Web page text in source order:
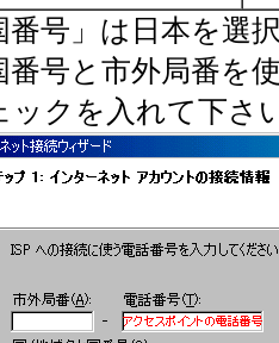
番号」は日本を選
番号と市外局番を
ックを入れて下さ